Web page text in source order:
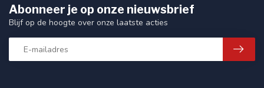
Abonneer je op onze nieuwsbrief
Blijf op de hoogte over onze laatste acties